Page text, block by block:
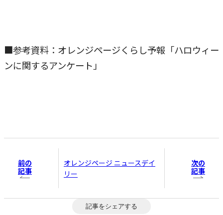
■参考資料：オレンジページくらし予報「ハロウィー
ンに関するアンケート」
前の
記事
オレンジページ ニュースデイ
リー
次の
記事
記事をシェアする